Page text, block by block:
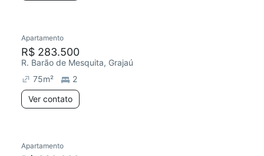
Redecorar
Apartamento
R$ 283.500
R. Barão de Mesquita, Grajaú
75m²
2
Ver contato
Redecorar
Apartamento